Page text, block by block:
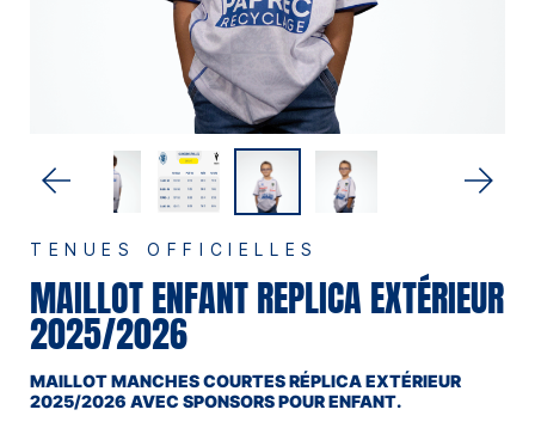
TENUES OFFICIELLES
MAILLOT ENFANT REPLICA EXTÉRIEUR
2025/2026
MAILLOT MANCHES COURTES RÉPLICA EXTÉRIEUR
2025/2026 AVEC SPONSORS POUR ENFANT.